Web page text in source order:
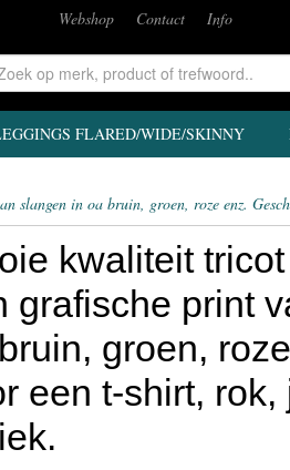
Webshop Contact Info
FLARED/WIDE/SKINNY
slangen in oa bruin, groen, roze enz.
kwaliteit
grafische print
groen,
een t-shirt,